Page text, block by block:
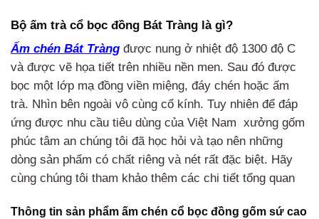
Bộ ấm trà cổ bọc đồng Bát Tràng là gì?
Ấm chén Bát Tràng được nung ở nhiệt độ 1300 độ C
và được vẽ họa tiết trên nhiều nền men. Sau đó được
bọc một lớp mạ đồng viền miệng, đáy chén hoặc ấm
trà. Nhìn bên ngoài vô cùng cổ kính. Tuy nhiên để đáp
ứng được nhu cầu tiêu dùng của Việt Nam xưởng gốm
phúc tâm an chúng tôi đã học hỏi và tạo nên những
dòng sản phẩm có chất riêng và nét rất đặc biệt. Hãy
cùng chúng tôi tham khảo thêm các chi tiết tổng quan
Thông tin sản phẩm ấm chén cổ bọc đồng gốm sứ cao